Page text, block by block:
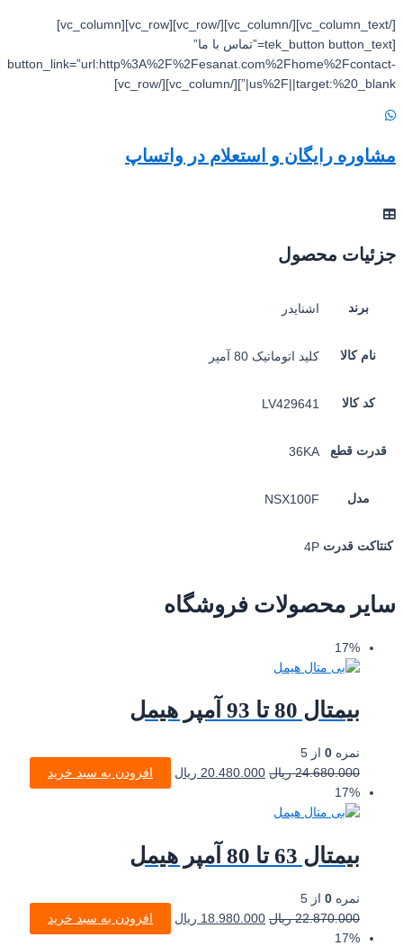
[/vc_column_text][/vc_column][/vc_row][vc_row][vc_column]
[tek_button button_text=”تماس با ما”
button_link=”url:http%3A%2F%2Fesanat.com%2Fhome%2Fcontact-
us%2F||target:%20_blank|”][/vc_column][/vc_row]
مشاوره رایگان و استعلام در واتساپ
جزئیات محصول
برند اشنایدر
نام کالا کلید اتوماتیک 80 آمپر
کد کالا LV429641
قدرت قطع 36KA
مدل NSX100F
کنتاکت قدرت 4P
سایر محصولات فروشگاه
17%
بیمتال 80 تا 93 آمپر هیمل
نمره 0 از 5
24.680.000 ریال 20.480.000 ریال
افزودن به سبد خرید
17%
بیمتال 63 تا 80 آمپر هیمل
نمره 0 از 5
22.870.000 ریال 18.980.000 ریال
افزودن به سبد خرید
17%